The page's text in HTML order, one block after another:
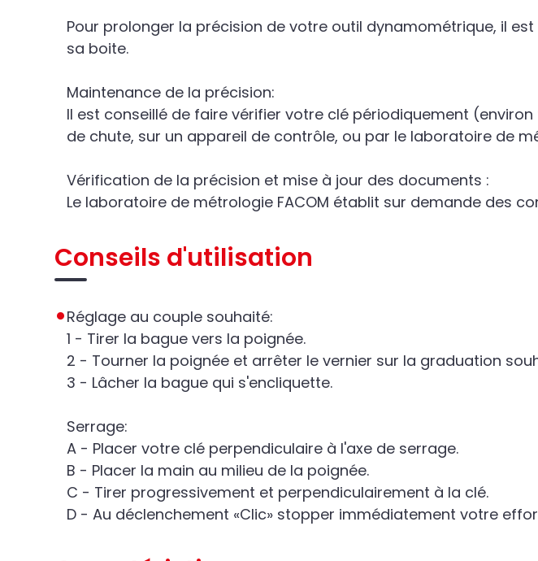
Pour prolonger la précision de votre outil dynamométrique, il
sa boite.
Maintenance de la précision:
Il est conseillé de faire vérifier votre clé périodiquement
de chute, sur un appareil de contrôle, ou par le laboratoire de
Vérification de la précision et mise à jour des documents :
Le laboratoire de métrologie FACOM établit sur demande des
Conseils d'utilisation
Réglage au couple souhaité:
1 - Tirer la bague vers la poignée.
2 - Tourner la poignée et arrêter le vernier sur la graduation
3 - Lâcher la bague qui s'encliquette.
Serrage:
A - Placer votre clé perpendiculaire à l'axe de serrage.
B - Placer la main au milieu de la poignée.
C - Tirer progressivement et perpendiculairement à la clé.
D - Au déclenchement «Clic» stopper immédiatement votre